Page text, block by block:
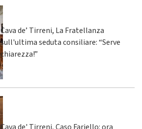
Cava de’ Tirreni, La Fratellanza
sull'ultima seduta consiliare: “Serve
chiarezza!”